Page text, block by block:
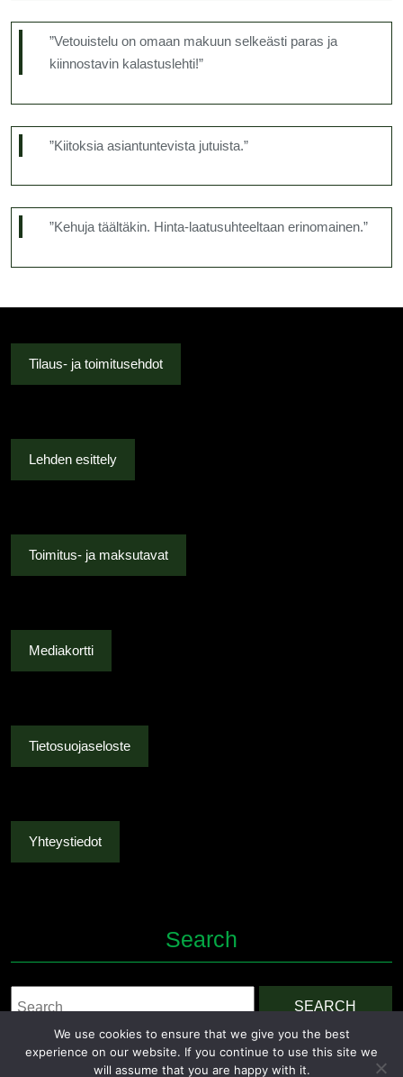
”Vetouistelu on omaan makuun selkeästi paras ja
kiinnostavin kalastuslehti!”
”Kiitoksia asiantuntevista jutuista.”
”Kehuja täältäkin. Hinta-laatusuhteeltaan erinomainen.”
Tilaus- ja toimitusehdot
Lehden esittely
Toimitus- ja maksutavat
Mediakortti
Tietosuojaseloste
Yhteystiedot
Search
We use cookies to ensure that we give you the best
experience on our website. If you continue to use this site we
will assume that you are happy with it.